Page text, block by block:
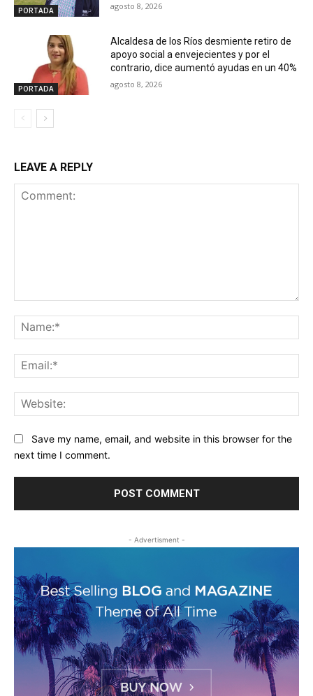
PORTADA agosto 8, 2026
PORTADA
Alcaldesa de los Ríos desmiente retiro de
apoyo social a envejecientes y por el
contrario, dice aumentó ayudas en un 40%
agosto 8, 2026
LEAVE A REPLY
Save my name, email, and website in this browser for the
next time I comment.
- Advertisment -